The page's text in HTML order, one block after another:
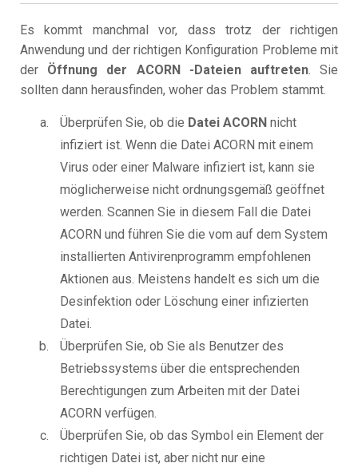
Es kommt manchmal vor, dass trotz der richtigen
Anwendung und der richtigen Konfiguration Probleme mit
der Öffnung der ACORN -Dateien auftreten. Sie
sollten dann herausfinden, woher das Problem stammt.
Überprüfen Sie, ob die Datei ACORN nicht
infiziert ist. Wenn die Datei ACORN mit einem
Virus oder einer Malware infiziert ist, kann sie
möglicherweise nicht ordnungsgemäß geöffnet
werden. Scannen Sie in diesem Fall die Datei
ACORN und führen Sie die vom auf dem System
installierten Antivirenprogramm empfohlenen
Aktionen aus. Meistens handelt es sich um die
Desinfektion oder Löschung einer infizierten
Datei.
Überprüfen Sie, ob Sie als Benutzer des
Betriebssystems über die entsprechenden
Berechtigungen zum Arbeiten mit der Datei
ACORN verfügen.
Überprüfen Sie, ob das Symbol ein Element der
richtigen Datei ist, aber nicht nur eine